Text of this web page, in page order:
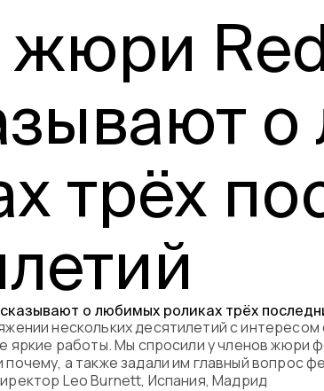
Часто
Контакты
Блог
Цикл
трёх
нескольких десятилетий с
яркие работы. Мы спросили у членов жюри
а также задали им главный вопрос
Leo Burnett, Испания, Мадрид